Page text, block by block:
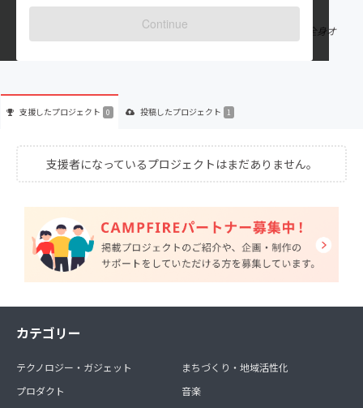
Continue
出身国：日本 出身地：東京都
都内に3店舗リラクゼーションサロンを経営 タイ古式マッサージ 全身オ
イルトリートメント マタニティマッサージ
支援したプロジェクト 0 投稿したプロジェクト 1
支援者になっているプロジェクトはまだありません。
カテゴリー
テクノロジー・ガジェット
プロダクト
まちづくり・地域活性化
音楽